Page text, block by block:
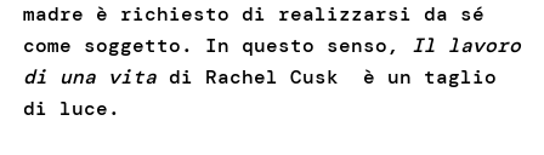
madre è richiesto di realizzarsi da sé
come soggetto. In questo senso, Il lavoro
di una vita di Rachel Cusk è un taglio
di luce.